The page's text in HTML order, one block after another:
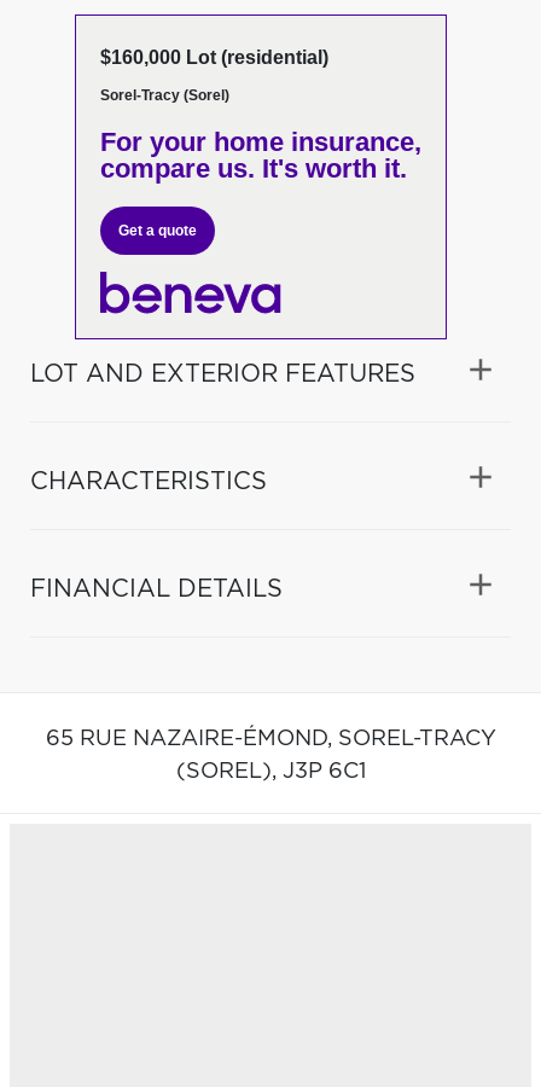
$160,000 Lot (residential)
Sorel-Tracy (Sorel)
For your home insurance,
compare us. It's worth it.
Get a quote
LOT AND EXTERIOR FEATURES
CHARACTERISTICS
FINANCIAL DETAILS
65 RUE NAZAIRE-ÉMOND, SOREL-TRACY
(SOREL), J3P 6C1